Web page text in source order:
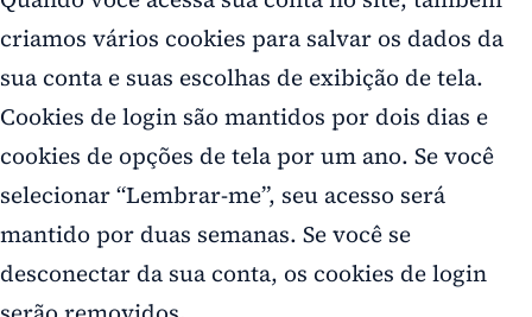
criamos vários cookies para salvar os dados da
sua conta e suas escolhas de exibição de tela.
Cookies de login são mantidos por dois dias e
cookies de opções de tela por um ano. Se você
selecionar “Lembrar-me”, seu acesso será
mantido por duas semanas. Se você se
desconectar da sua conta, os cookies de login